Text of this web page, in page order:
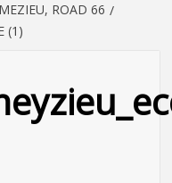
ROAD 66
(1)